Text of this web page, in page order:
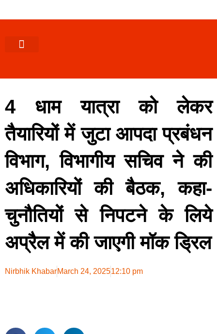
4 धाम यात्रा को लेकर
तैयारियों में जुटा आपदा प्रबंधन
विभाग, विभागीय सचिव ने की
अधिकारियों की बैठक, कहा-
चुनौतियों से निपटने के लिये
अप्रैल में की जाएगी मॉक ड्रिल
Nirbhik KhabarMarch 24, 202512:10 pm